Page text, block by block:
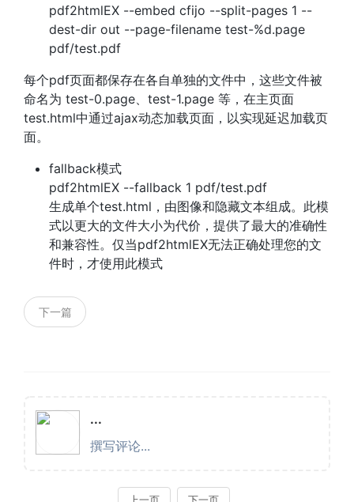
pdf2htmlEX --embed cfijo --split-pages 1 --
dest-dir out --page-filename test-%d.page
pdf/test.pdf
每个pdf页面都保存在各自单独的文件中，这些文件被
命名为 test-0.page、test-1.page 等，在主页面
test.html中通过ajax动态加载页面，以实现延迟加载页
面。
fallback模式
pdf2htmlEX --fallback 1 pdf/test.pdf
生成单个test.html，由图像和隐藏文本组成。此模
式以更大的文件大小为代价，提供了最大的准确性
和兼容性。仅当pdf2htmlEX无法正确处理您的文
件时，才使用此模式
下一篇